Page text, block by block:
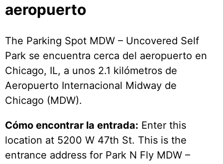
aeropuerto
The Parking Spot MDW – Uncovered Self
Park se encuentra cerca del aeropuerto en
Chicago, IL, a unos 2.1 kilómetros de
Aeropuerto Internacional Midway de
Chicago (MDW).
Cómo encontrar la entrada: Enter this
location at 5200 W 47th St. This is the
entrance address for Park N Fly MDW –